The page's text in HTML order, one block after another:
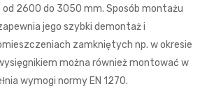
od 2600 do 3050 mm. Sposób montażu
jego szybki demontaż i
zamkniętych np. w okresie
można również montować w
wymogi normy EN 1270.